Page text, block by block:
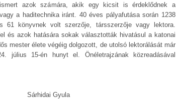
azok számára, akik egy kicsit is érdeklődnek a
a haditechnika iránt. 40 éves pályafutása során 1238
61 könyvnek volt szerzője, társszerzője vagy lektora.
és azok hatására sokak választották hivatásul a katonai
mester élete végéig dolgozott, de utolsó lektorálását már
július 15-én hunyt el. Önéletrajzának közreadásával
Sárhidai Gyula